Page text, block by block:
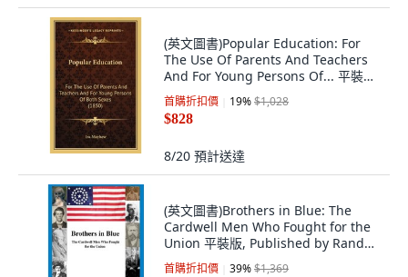
(英文圖書)Popular Education: For
The Use Of Parents And Teachers
And For Young Persons Of... 平裝版,
英文, Kessinger Publishing
首購折扣價 19%$1,028
$828
8/20 預計送達
(英文圖書)Brothers in Blue: The
Cardwell Men Who Fought for the
Union 平裝版, Published by Rand
Cardwell, 英文
首購折扣價 39%$1,369